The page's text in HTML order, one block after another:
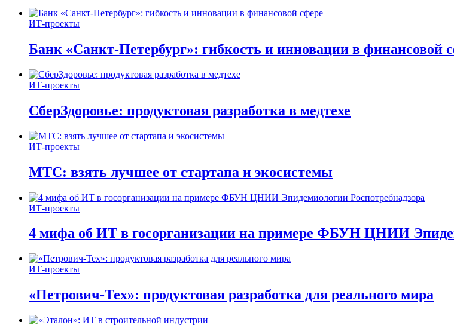
ИТ-проекты
Банк «Санкт-Петербург»: гибкость и инновации в финансовой
ИТ-проекты
СберЗдоровье: продуктовая разработка в медтехе
ИТ-проекты
МТС: взять лучшее от стартапа и экосистемы
ИТ-проекты
4 мифа об ИТ в госорганизации на примере ФБУН ЦНИИ
ИТ-проекты
«Петрович-Тех»: продуктовая разработка для реального мира